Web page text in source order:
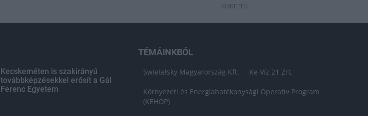
HIRDETÉS
Kecskeméten is szakirányú
továbbképzésekkel erősít a Gál
Ferenc Egyetem
TÉMÁINKBÓL
Swietelsky Magyarország Kft. Ke-Víz 21 Zrt.
Környezeti és Energiahatékonysági Operatív Program
(KEHOP)